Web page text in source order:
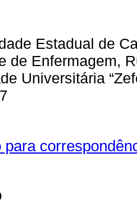
Estadual de
de Enfermagem,
Universitária
para